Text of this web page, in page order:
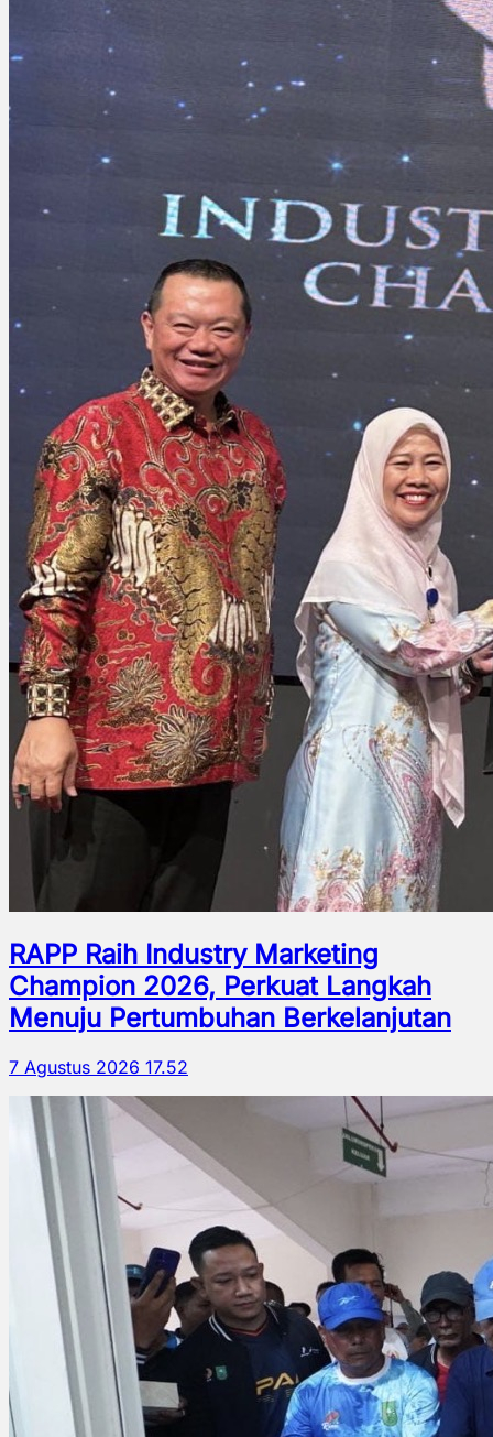
RAPP Raih Industry Marketing
Champion 2026, Perkuat Langkah
Menuju Pertumbuhan Berkelanjutan
7 Agustus 2026 17.52